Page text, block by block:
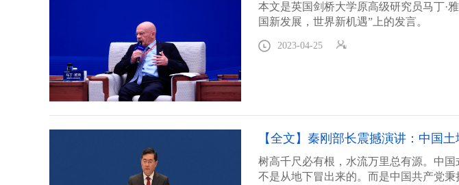
本文是英国剑桥大学原高级研究员马丁·
国新发展，世界新机遇”上的发言。
2023-04-25
【全文】秦刚部长震撼演讲：中国
树高千尺必有根，水流万里总有源。中
不是从地下冒出来的。而是中国共产党